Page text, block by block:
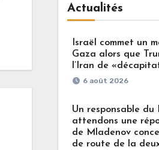
Actualités
Israël commet un
Gaza alors que
l’Iran de
6 août 2026
Un responsable du
attendons une
de Mladenov
de route de la